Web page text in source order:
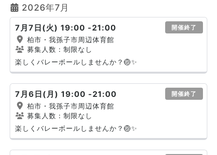
2026年7月
7月7日(火) 19:00 -21:00 開催終了
柏市・我孫子市周辺体育館
募集人数：制限なし
楽しくバレーボールしませんか？🏐✨
7月6日(月) 19:00 -21:00 開催終了
柏市・我孫子市周辺体育館
募集人数：制限なし
楽しくバレーボールしませんか？🏐✨